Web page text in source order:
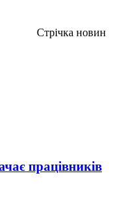
Стрічка новин
працівників